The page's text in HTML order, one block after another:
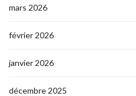
mars 2026
février 2026
janvier 2026
décembre 2025